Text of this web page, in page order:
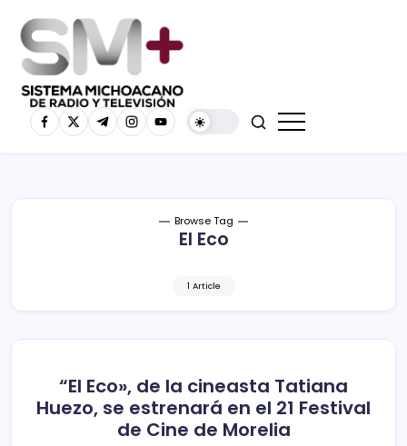
Browse Tag
El Eco
1 Article
“El Eco», de la cineasta Tatiana
Huezo, se estrenará en el 21 Festival
de Cine de Morelia